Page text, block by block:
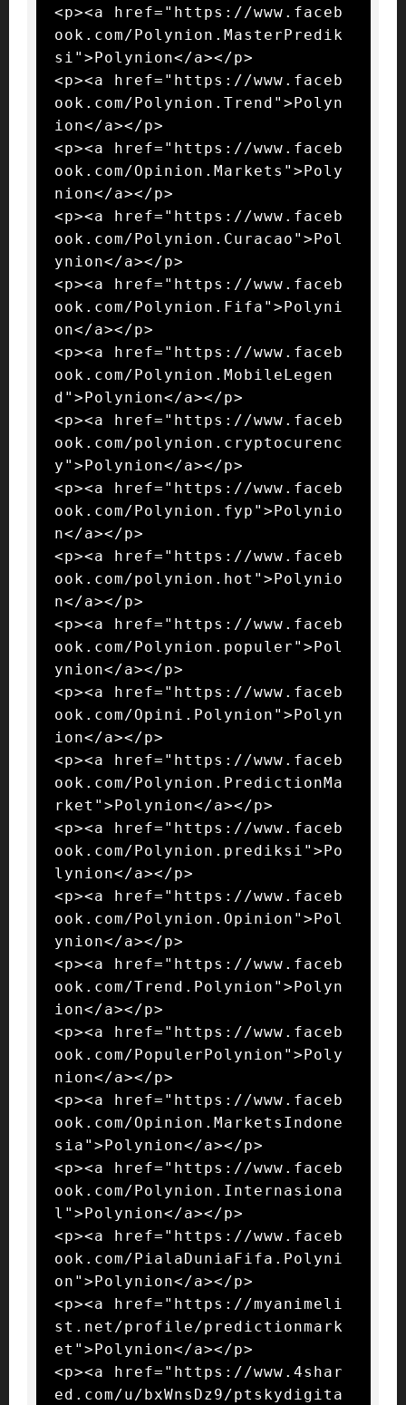
<p><a href="https://www.faceb
ook.com/Polynion.MasterPredik
si">Polynion</a></p>
<p><a href="https://www.faceb
ook.com/Polynion.Trend">Polyn
ion</a></p>
<p><a href="https://www.faceb
ook.com/Opinion.Markets">Poly
nion</a></p>
<p><a href="https://www.faceb
ook.com/Polynion.Curacao">Pol
ynion</a></p>
<p><a href="https://www.faceb
ook.com/Polynion.Fifa">Polyni
on</a></p>
<p><a href="https://www.faceb
ook.com/Polynion.MobileLegen
d">Polynion</a></p>
<p><a href="https://www.faceb
ook.com/polynion.cryptocurenc
y">Polynion</a></p>
<p><a href="https://www.faceb
ook.com/Polynion.fyp">Polynio
n</a></p>
<p><a href="https://www.faceb
ook.com/polynion.hot">Polynio
n</a></p>
<p><a href="https://www.faceb
ook.com/Polynion.populer">Pol
ynion</a></p>
<p><a href="https://www.faceb
ook.com/Opini.Polynion">Polyn
ion</a></p>
<p><a href="https://www.faceb
ook.com/Polynion.PredictionMa
rket">Polynion</a></p>
<p><a href="https://www.faceb
ook.com/Polynion.prediksi">Po
lynion</a></p>
<p><a href="https://www.faceb
ook.com/Polynion.Opinion">Pol
ynion</a></p>
<p><a href="https://www.faceb
ook.com/Trend.Polynion">Polyn
ion</a></p>
<p><a href="https://www.faceb
ook.com/PopulerPolynion">Poly
nion</a></p>
<p><a href="https://www.faceb
ook.com/Opinion.MarketsIndone
sia">Polynion</a></p>
<p><a href="https://www.faceb
ook.com/Polynion.Internasiona
l">Polynion</a></p>
<p><a href="https://www.faceb
ook.com/PialaDuniaFifa.Polyni
on">Polynion</a></p>
<p><a href="https://myanimeli
st.net/profile/predictionmark
et">Polynion</a></p>
<p><a href="https://www.4shar
ed.com/u/bxWnsDz9/ptskydigita